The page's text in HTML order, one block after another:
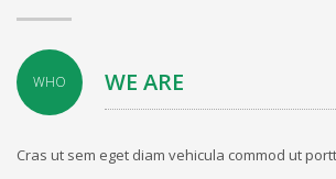
WHO WE ARE
Cras ut sem eget diam vehicula commod ut